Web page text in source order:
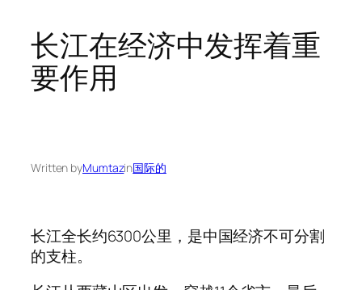
长江在经济中发挥着重
要作用
Written byMumtazin国际的
长江全长约6300公里，是中国经济不可分割
的支柱。